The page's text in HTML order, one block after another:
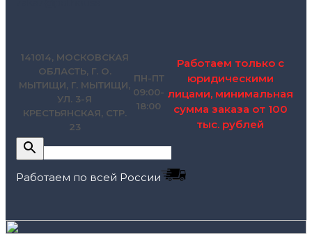
141014, МОСКОВСКАЯ
ОБЛАСТЬ, Г. О.
МЫТИЩИ, Г. МЫТИЩИ,
УЛ. 3-Я
КРЕСТЬЯНСКАЯ, СТР.
23
ПН-ПТ
09:00-
18:00
Работаем только с
юридическими
лицами, минимальная
сумма заказа от 100
тыс. рублей
Работаем по всей России